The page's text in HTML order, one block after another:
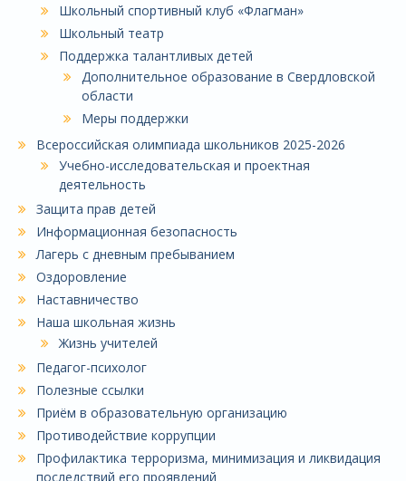
Школьный спортивный клуб «Флагман»
Школьный театр
Поддержка талантливых детей
Дополнительное образование в Свердловской
области
Меры поддержки
Всероссийская олимпиада школьников 2025-2026
Учебно-исследовательская и проектная
деятельность
Защита прав детей
Информационная безопасность
Лагерь с дневным пребыванием
Оздоровление
Наставничество
Наша школьная жизнь
Жизнь учителей
Педагог-психолог
Полезные ссылки
Приём в образовательную организацию
Противодействие коррупции
Профилактика терроризма, минимизация и ликвидация
последствий его проявлений